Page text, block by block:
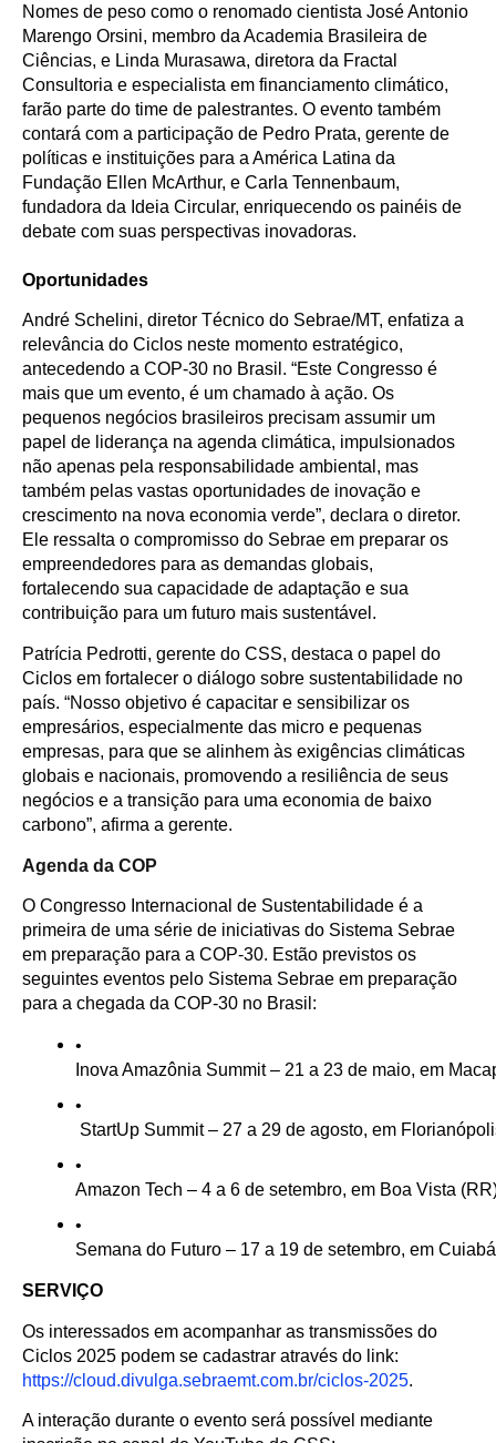
Nomes de peso como o renomado cientista José Antonio
Marengo Orsini, membro da Academia Brasileira de
Ciências, e Linda Murasawa, diretora da Fractal
Consultoria e especialista em financiamento climático,
farão parte do time de palestrantes. O evento também
contará com a participação de Pedro Prata, gerente de
políticas e instituições para a América Latina da
Fundação Ellen McArthur, e Carla Tennenbaum,
fundadora da Ideia Circular, enriquecendo os painéis de
debate com suas perspectivas inovadoras.
Oportunidades
André Schelini, diretor Técnico do Sebrae/MT, enfatiza a
relevância do Ciclos neste momento estratégico,
antecedendo a COP-30 no Brasil. “Este Congresso é
mais que um evento, é um chamado à ação. Os
pequenos negócios brasileiros precisam assumir um
papel de liderança na agenda climática, impulsionados
não apenas pela responsabilidade ambiental, mas
também pelas vastas oportunidades de inovação e
crescimento na nova economia verde”, declara o diretor.
Ele ressalta o compromisso do Sebrae em preparar os
empreendedores para as demandas globais,
fortalecendo sua capacidade de adaptação e sua
contribuição para um futuro mais sustentável.
Patrícia Pedrotti, gerente do CSS, destaca o papel do
Ciclos em fortalecer o diálogo sobre sustentabilidade no
país. “Nosso objetivo é capacitar e sensibilizar os
empresários, especialmente das micro e pequenas
empresas, para que se alinhem às exigências climáticas
globais e nacionais, promovendo a resiliência de seus
negócios e a transição para uma economia de baixo
carbono”, afirma a gerente.
Agenda da COP
O Congresso Internacional de Sustentabilidade é a
primeira de uma série de iniciativas do Sistema Sebrae
em preparação para a COP-30. Estão previstos os
seguintes eventos pelo Sistema Sebrae em preparação
para a chegada da COP-30 no Brasil:
Inova Amazônia Summit – 21 a 23 de maio, em
StartUp Summit – 27 a 29 de agosto, em
Amazon Tech – 4 a 6 de setembro, em Boa Vista
Semana do Futuro – 17 a 19 de setembro, em
SERVIÇO
Os interessados em acompanhar as transmissões do
Ciclos 2025 podem se cadastrar através do link:
https://cloud.divulga.sebraemt.com.br/ciclos-2025.
A interação durante o evento será possível mediante